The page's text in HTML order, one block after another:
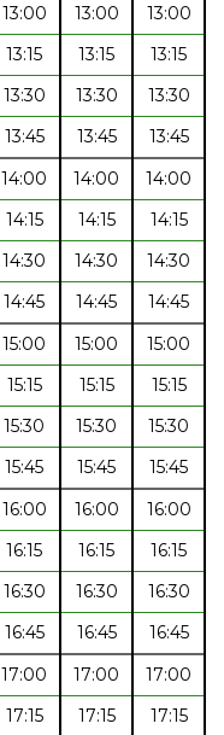
13:00 13:00
13:00
13:15 13:15
13:15
13:30 13:30
13:30
13:45 13:45
13:45
14:00 14:00
14:00
14:15 14:15
14:15
14:30 14:30
14:30
14:45 14:45
14:45
15:00 15:00
15:00
15:15 15:15
15:15
15:30 15:30
15:30
15:45 15:45
15:45
16:00 16:00
16:00
16:15 16:15
16:15
16:30 16:30
16:30
16:45 16:45
16:45
17:00 17:00
17:00
17:15 17:15
17:15